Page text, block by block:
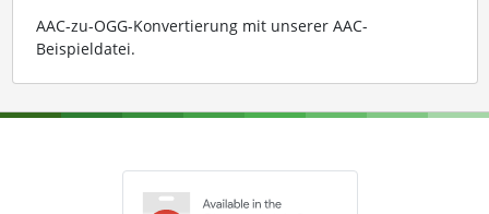
AAC-zu-OGG-Konvertierung mit unserer AAC-
Beispieldatei.